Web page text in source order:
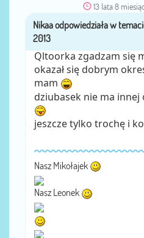
13 lata 8
przez
Qltoorka zgadzam się
okazał się dobrym
mam
dziubasek nie ma
jeszcze tylko trochę i
Nasz Mikołajek
Nasz Leonek